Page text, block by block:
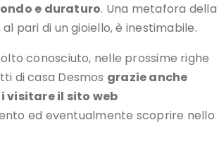
e duraturo. Una metafora della
pari di un gioiello, è inestimabile.
conosciuto, nelle prossime righe
di casa Desmos grazie anche
visitare il sito web
ed eventualmente scoprire nello